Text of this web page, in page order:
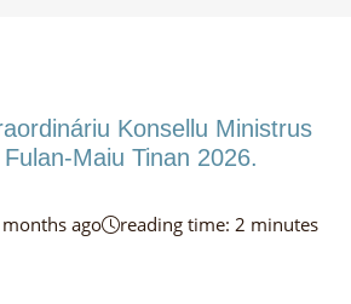
Konsellu Ministrus
Maiu Tinan 2026.
ago reading time: 2 minutes